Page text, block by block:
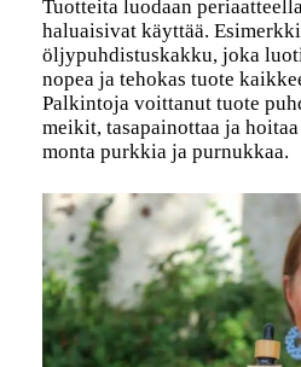
Tuotteita luodaan
haluaisivat käyttää.
öljypuhdistuskakku, joka
nopea ja tehokas tuote
Palkintoja voittanut tuote
meikit, tasapainottaa ja
monta purkkia ja purnukkaa.